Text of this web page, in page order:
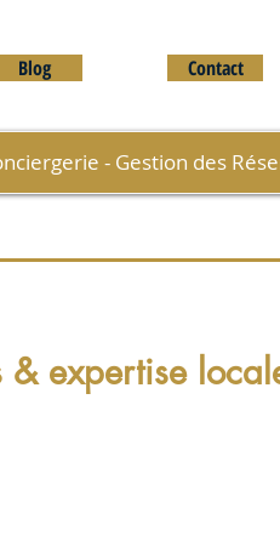
Blog Contact
- Gestion des
expertise